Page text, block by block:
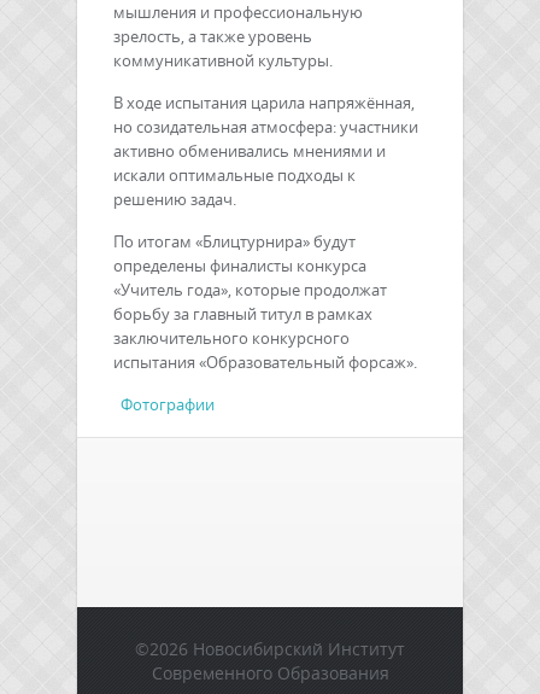
мышления и профессиональную
зрелость, а также уровень
коммуникативной культуры.
В ходе испытания царила напряжённая,
но созидательная атмосфера: участники
активно обменивались мнениями и
искали оптимальные подходы к
решению задач.
По итогам «Блицтурнира» будут
определены финалисты конкурса
«Учитель года», которые продолжат
борьбу за главный титул в рамках
заключительного конкурсного
испытания «Образовательный форсаж».
Фотографии
©2026 Новосибирский Институт
Современного Образования